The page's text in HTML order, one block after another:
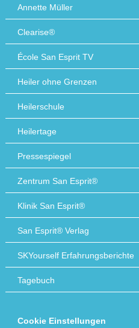
Annette Müller
Clearise®
École San Esprit TV
Heiler ohne Grenzen
Heilerschule
Heilertage
Pressespiegel
Zentrum San Esprit®
Klinik San Esprit®
San Esprit® Verlag
SKYourself Erfahrungsberichte
Tagebuch
Cookie Einstellungen